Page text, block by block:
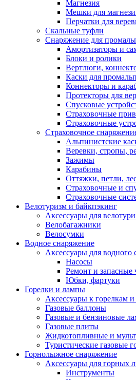
Магнезия
Мешки для
Перчатки для
Скальные туфли
Снаряжение для
Амортизаторы и
Блоки и ролики
Вертлюги,
Каски для
Коннекторы и
Протекторы для
Спусковые
Страховочные
Страховочные
Страховочное
Альпинистские
Веревки, стропы,
Зажимы
Карабины
Оттяжки, петли,
Страховочные и
Страховочные
Велотуризм и байкпэкинг
Аксессуары для
Велобагажники
Велосумки
Водное снаряжение
Аксессуары для водного
Насосы
Ремонт и запасные
Юбки, фартуки
Горелки и лампы
Аксессуары к горелкам
Газовые баллоны
Газовые и бензиновые
Газовые плиты
Жидкотопливные и
Туристические газовые
Горнолыжное снаряжение
Аксессуары для горных
Инструменты